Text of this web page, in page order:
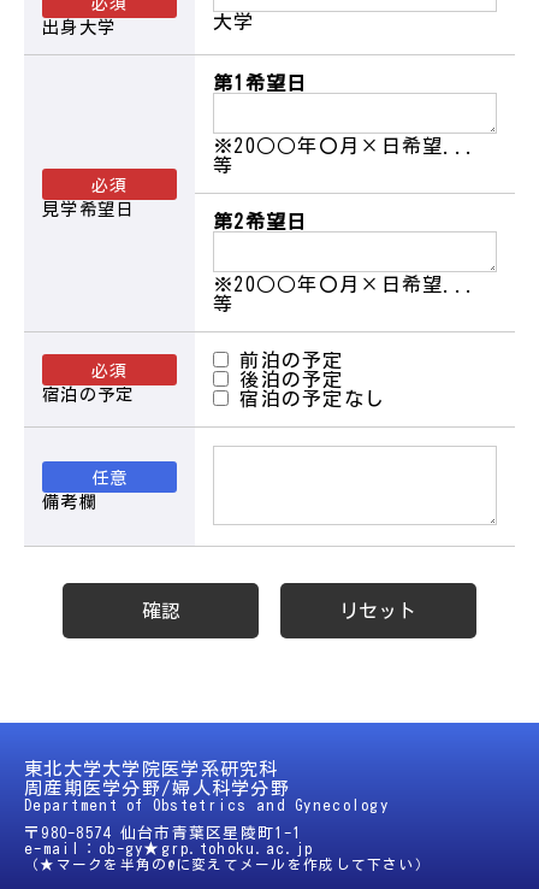
東北公済病院
宮城県立こども病院
仙台医療センター
仙台市立病院
仙台赤十字病院
東北医科薬科大学若林病院
出身大学 大学
見学希望日
第1希望日
※20○○年〇月×日希望...
等
第2希望日
※20○○年〇月×日希望...
等
宿泊の予定
前泊の予定
後泊の予定
宿泊の予定なし
備考欄
東北大学大学院医学系研究科
周産期医学分野/婦人科学分野
Department of Obstetrics and Gynecology
〒980-8574 仙台市青葉区星陵町1-1
e-mail：ob-gy★grp.tohoku.ac.jp
（★マークを半角の@に変えてメールを作成して下さい）